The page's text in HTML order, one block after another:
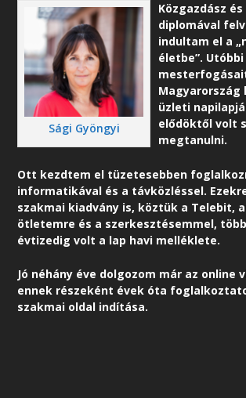
Sági Gyöngyi
Közgazdász
diplomával
indultam el a
életbe”.
Magyarország
üzleti
elődöktől volt
megtanulni.
Ott kezdtem el tüzetesebben
informatikával és a távközléssel.
szakmai kiadvány is, köztük a Telebit,
ötletemre és a szerkesztésemmel,
évtizedig volt a lap havi melléklete.
Jó néhány éve dolgozom már az online
ennek részeként évek óta
szakmai oldal indítása.